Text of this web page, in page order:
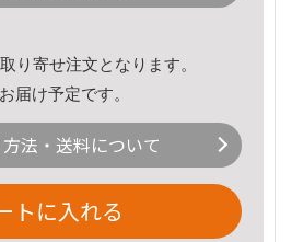
り寄せ注文となります。
届け予定です。
法・送料について
トに入れる